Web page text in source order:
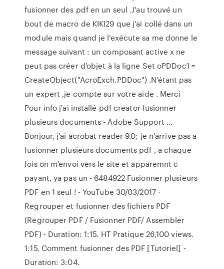
fusionner des pdf en un seul .J'au trouvé un
bout de macro de KIKI29 que j'ai collé dans un
module mais quand je l’exécute sa me donne le
message suivant : un composant active x ne
peut pas créer d'objet à la ligne Set oPDDoc1 =
CreateObject("AcroExch.PDDoc") .N'étant pas
un expert ,je compte sur votre aide . Merci
Pour info j'ai installé pdf creator fusionner
plusieurs documents - Adobe Support …
Bonjour, j'ai acrobat reader 9.0; je n'arrive pas a
fusionner plusieurs documents pdf , a chaque
fois on m'envoi vers le site et apparemnt c
payant, ya pas un - 6484922 Fusionner plusieurs
PDF en 1 seul ! - YouTube 30/03/2017 ·
Regrouper et fusionner des fichiers PDF
(Regrouper PDF / Fusionner PDF/ Assembler
PDF) - Duration: 1:15. HT Pratique 26,100 views.
1:15. Comment fusionner des PDF [Tutoriel] -
Duration: 3:04.